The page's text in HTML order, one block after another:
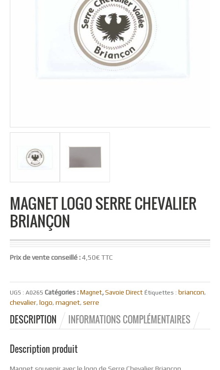
MAGNET LOGO SERRE CHEVALIER
BRIANÇON
Prix de vente conseillé :4,50€ TTC
UGS : A0265 Catégories : Magnet, Savoie Direct Étiquettes : briancon,
chevalier, logo, magnet, serre
DESCRIPTION INFORMATIONS COMPLÉMENTAIRES
Description produit